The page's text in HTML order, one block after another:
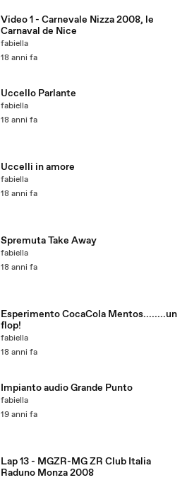
Video 1 - Carnevale Nizza 2008, le
Carnaval de Nice
fabiella
18 anni fa
Uccello Parlante
fabiella
18 anni fa
Uccelli in amore
fabiella
18 anni fa
Spremuta Take Away
fabiella
18 anni fa
Esperimento CocaCola Mentos........un
flop!
fabiella
18 anni fa
Impianto audio Grande Punto
fabiella
19 anni fa
Lap 13 - MGZR-MG ZR Club Italia
Raduno Monza 2008